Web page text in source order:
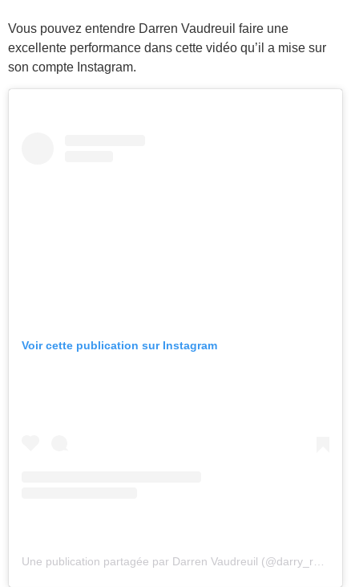
Vous pouvez entendre Darren Vaudreuil faire une
excellente performance dans cette vidéo qu’il a mise sur
son compte Instagram.
Voir cette publication sur Instagram